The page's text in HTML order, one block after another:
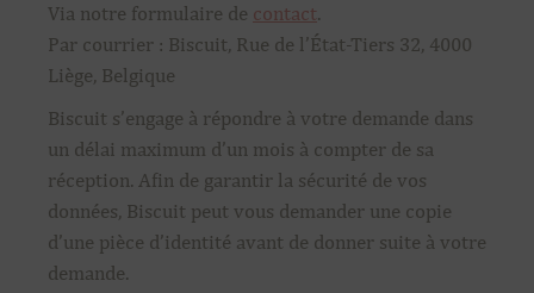
Via notre formulaire de contact.
Par courrier : Biscuit, Rue de l’État-Tiers 32, 4000
Liège, Belgique
Biscuit s’engage à répondre à votre demande dans
un délai maximum d’un mois à compter de sa
réception. Afin de garantir la sécurité de vos
données, Biscuit peut vous demander une copie
d’une pièce d’identité avant de donner suite à votre
demande.